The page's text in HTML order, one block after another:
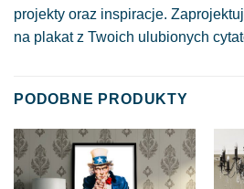
projekty oraz inspiracje.
na plakat z Twoich ulubionych
PODOBNE PRODUKTY